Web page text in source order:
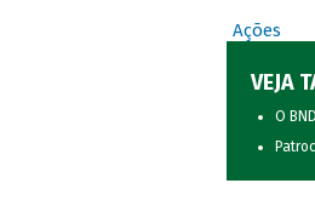
Ações
VEJA
O